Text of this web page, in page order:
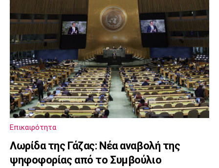
Επικαιρότητα
Λωρίδα της Γάζας: Νέα αναβολή της
ψηφοφορίας από το Συμβούλιο